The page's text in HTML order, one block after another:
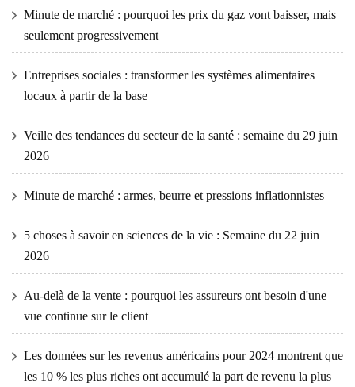
Minute de marché : pourquoi les prix du gaz vont baisser, mais
seulement progressivement
Entreprises sociales : transformer les systèmes alimentaires
locaux à partir de la base
Veille des tendances du secteur de la santé : semaine du 29 juin
2026
Minute de marché : armes, beurre et pressions inflationnistes
5 choses à savoir en sciences de la vie : Semaine du 22 juin
2026
Au-delà de la vente : pourquoi les assureurs ont besoin d'une
vue continue sur le client
Les données sur les revenus américains pour 2024 montrent que
les 10 % les plus riches ont accumulé la part de revenu la plus